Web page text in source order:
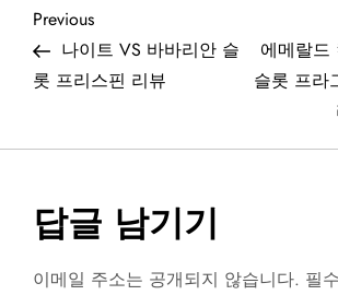
글
탐
Previous
Post
Previous
나이트 VS 바바리안 슬
롯 프리스핀 리뷰
에메랄드
슬롯 프라
답글 남기기
이메일 주소는 공개되지 않습니다. 필